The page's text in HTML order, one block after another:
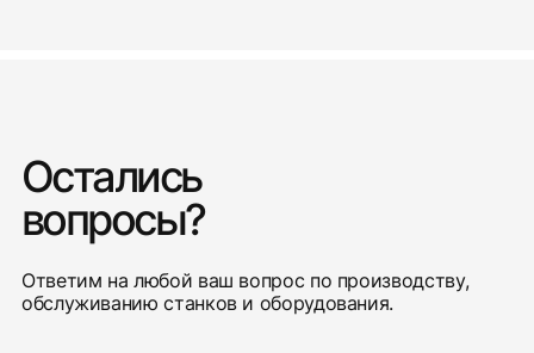
Остались
вопросы?
Ответим на любой ваш вопрос по производству,
обслуживанию станков и оборудования.